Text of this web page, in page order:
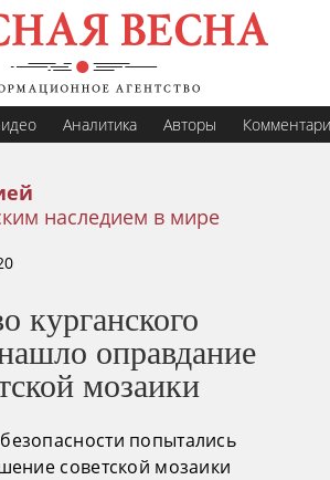
Аналитика Авторы
наследием в мире
курганского
оправдание
мозаики
попытались
советской мозаики